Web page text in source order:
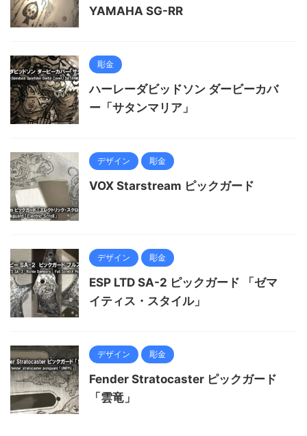
YAMAHA SG-RR
彫金
ハーレーダビッドソン ダービーカバ
ー「サタンマリア」
デザイン 彫金
VOX Starstream ピックガード
デザイン 彫金
ESP LTD SA-2 ピックガード 「ゼマ
イティス・スタイル」
デザイン 彫金
Fender Stratocaster ピックガード
「雲竜」